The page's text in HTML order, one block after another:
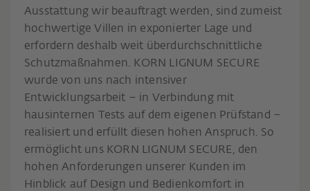
Ausstattung wir beauftragt werden, sind zumeist
hochwertige Villen in exponierter Lage und
erfordern deshalb weit überdurchschnittliche
Schutzmaßnahmen. KORN LIGNUM SECURE
wurde von uns nach intensiver
Entwicklungsarbeit – in Verbindung mit
hausinternen Tests auf dem eigenen Prüfstand –
realisiert und erfüllt diesen hohen Anspruch. So
ermöglicht uns KORN LIGNUM SECURE, den
hohen Anforderungen unserer Kunden im
Hinblick auf Design und Bedienkomfort in